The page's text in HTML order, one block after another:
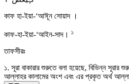
কাফ হা-ইয়া-‘আঈূন সোয়াদ ।
কাফ-হা-ইয়া-‘আইন-সাদ। ১
তাফসীরঃ
১. সূরা বাকারার শুরুতে বলা হয়েছে, বিভিন্ন
আল্লাহর কালামের অংশ এবং এর প্রকৃত অর্থ